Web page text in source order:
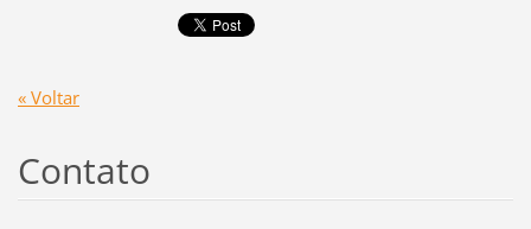
« Voltar
Contato